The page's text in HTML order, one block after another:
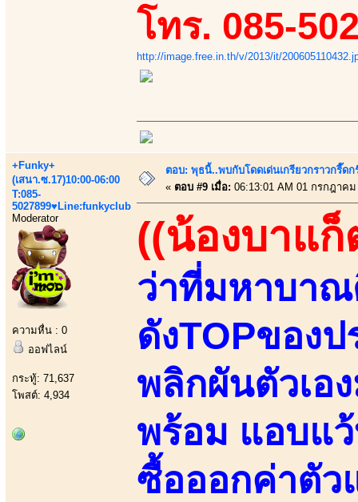
โทร. 085-
http://image.free.in.th/v/2013/it/
+Funky+
(เสนา.ซ.17)10:00-06:00
T:085-
5027899♥Line:funkyclub
Moderator
ความหื่น : 0
ออฟไลน์
กระทู้: 71,637
โพสต์: 4,934
ตอบ: พุธนี้..พบกับโดดเด่นเกรียวกราวกรี๊
« ตอบ #9 เมื่อ: 06:13:01 AM 01 กรกฎาคม
((น้องบาแก็
ว่าที่มหาบา
ดังTOPของ
พลิกผันตัวเอ
พร้อม แอบแ
ซื้อออกค่าตัว